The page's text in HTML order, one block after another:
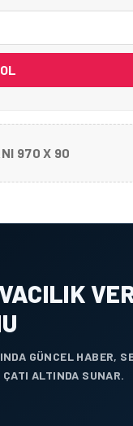
970 X 90
GÜNCEL HABER,
ALTINDA SUNAR.